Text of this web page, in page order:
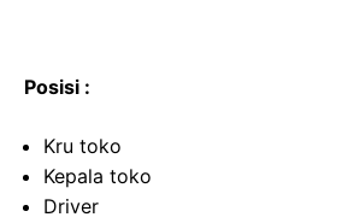
Posisi :
Kru toko
Kepala toko
Driver